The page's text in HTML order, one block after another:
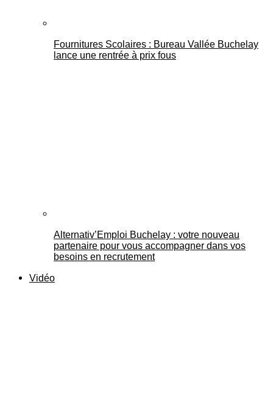
Fournitures Scolaires : Bureau Vallée Buchelay
lance une rentrée à prix fous
Alternativ’Emploi Buchelay : votre nouveau
partenaire pour vous accompagner dans vos
besoins en recrutement
Vidéo